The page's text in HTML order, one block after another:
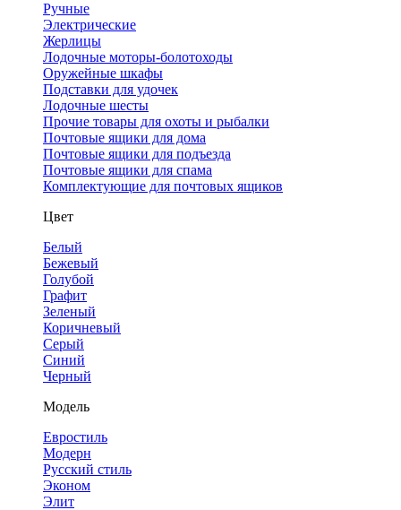
Ручные
Электрические
Жерлицы
Лодочные моторы-болотоходы
Оружейные шкафы
Подставки для удочек
Лодочные шесты
Прочие товары для охоты и рыбалки
Почтовые ящики для дома
Почтовые ящики для подъезда
Почтовые ящики для спама
Комплектующие для почтовых ящиков
Цвет
Белый
Бежевый
Голубой
Графит
Зеленый
Коричневый
Серый
Синий
Черный
Модель
Евростиль
Модерн
Русский стиль
Эконом
Элит